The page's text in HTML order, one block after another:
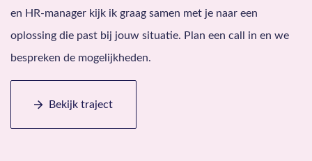
en HR-manager kijk ik graag samen met je naar een
oplossing die past bij jouw situatie. Plan een call in en we
bespreken de mogelijkheden.
Bekijk traject